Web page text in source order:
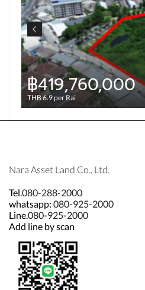
฿419,760,000
THB 6.9 per Rai
Nara Asset Land Co., Ltd.
Tel.080-288-2000
whatsapp: 080-925-2000
Line.080-925-2000
Add line by scan